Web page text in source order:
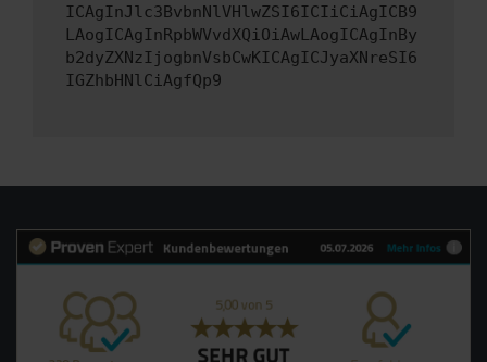
ICAgInJlc3BvbnNlVHlwZSI6ICIiCiAgICB9
LAogICAgInRpbWVvdXQiOiAwLAogICAgInBy
b2dyZXNzIjogbnVsbCwKICAgICJyaXNreSI6
IGZhbHNlCiAgfQp9